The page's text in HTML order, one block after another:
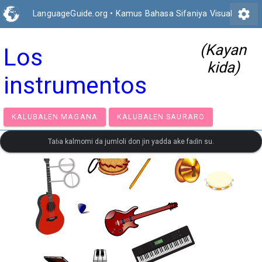
LanguageGuide.org • Kamus Bahasa Sifaniya Visual settings
Los
instrumentos
(Kayan
kida)
KALUBALEN MAGANA KALUBALEN SAURARO
Taɓa kalmomi da jumloli don jin yadda ake faɗin su.